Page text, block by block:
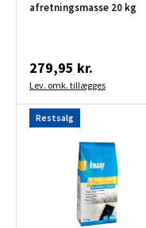
afretningsmasse 20 kg
279,95 kr.
Lev. omk. tillægges
Restsalg